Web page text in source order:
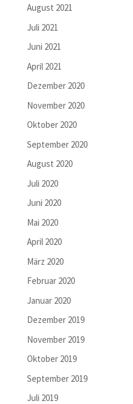
August 2021
Juli 2021
Juni 2021
April 2021
Dezember 2020
November 2020
Oktober 2020
September 2020
August 2020
Juli 2020
Juni 2020
Mai 2020
April 2020
März 2020
Februar 2020
Januar 2020
Dezember 2019
November 2019
Oktober 2019
September 2019
Juli 2019